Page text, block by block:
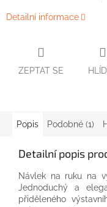
Detailní informace
ZEPTAT SE
Popis Podobné (1)
Detailní popis
Návlek na ruku na
Jednoduchý
a
přiděleného